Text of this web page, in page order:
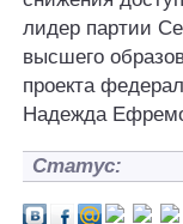
лидер партии
высшего
проекта
Надежда
Статус: